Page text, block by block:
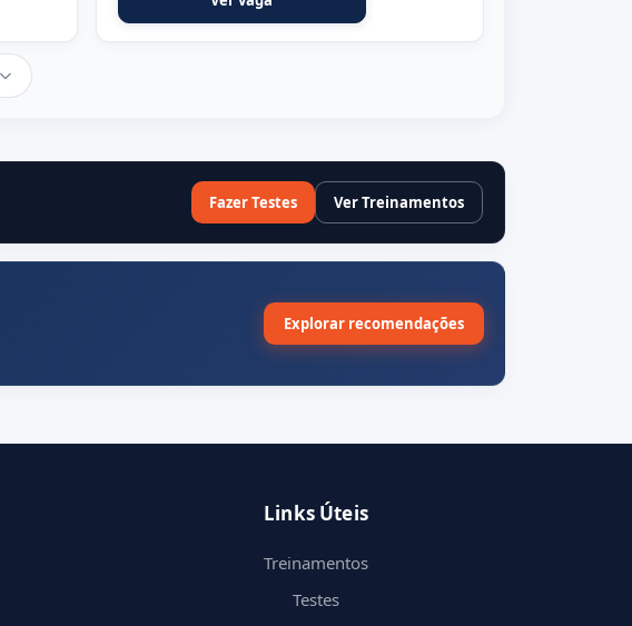
Fazer Testes Ver Treinamentos
Explorar recomendações
Links Úteis
Treinamentos
Testes